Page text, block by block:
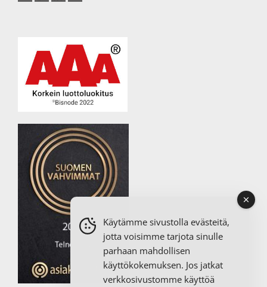
Käytämme sivustolla evästeitä,
jotta voisimme tarjota sinulle
parhaan mahdollisen
käyttökokemuksen. Jos jatkat
verkkosivustomme käyttöä